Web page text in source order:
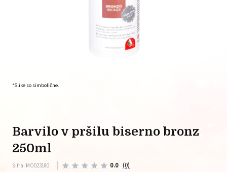
*Slike so simbolične.
barvilo v pršilu biserno bronz
250ml
Šifra: MO023180 0.0 (0)